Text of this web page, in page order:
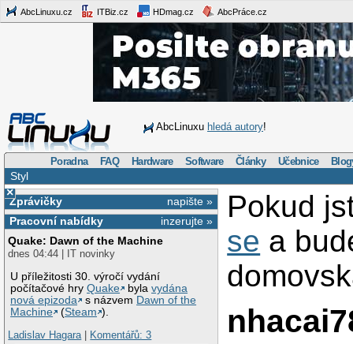
AbcLinuxu.cz ITBiz.cz HDmag.cz AbcPráce.cz
AbcLinuxu hledá autory!
Poradna FAQ Hardware Software Články Učebnice
Styl
×
napište »
Zprávičky
inzerujte »
Pracovní nabídky
Quake: Dawn of the Machine
dnes 04:44 | IT novinky
U příležitosti 30. výročí vydání
počítačové hryQuake bylavydána
nová epizoda
s názvem Dawn of the
Machine
(Steam ).
Ladislav Hagara| Komentářů: 3
Pokud
se a